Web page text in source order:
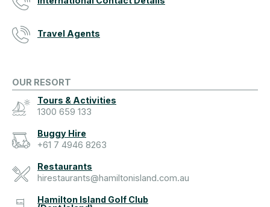
Travel Agents
OUR RESORT
Tours & Activities
1300 659 133
Buggy Hire
+61 7 4946 8263
Restaurants
hirestaurants@hamiltonisland.com.au
Hamilton Island Golf Club